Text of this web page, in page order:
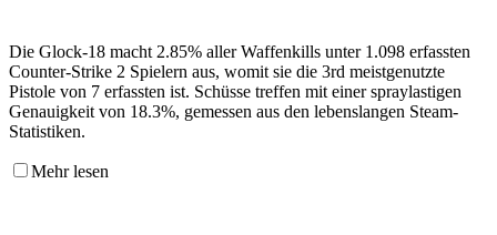
Die Glock-18 macht 2.85% aller Waffenkills unter 1.098 erfassten
Counter-Strike 2 Spielern aus, womit sie die 3rd meistgenutzte
Pistole von 7 erfassten ist. Schüsse treffen mit einer spraylastigen
Genauigkeit von 18.3%, gemessen aus den lebenslangen Steam-
Statistiken.
Mehr lesen